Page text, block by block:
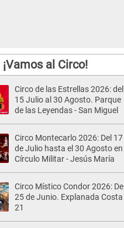
¡Vamos al Circo!
Circo de las Estrellas 2026: del
15 Julio al 30 Agosto. Parque
de las Leyendas - San Miguel
Circo Montecarlo 2026: Del 17
de Julio hasta el 30 Agosto en
Círculo Militar - Jesús María
Circo Místico Condor 2026: Del
25 de Junio. Explanada Costa
21